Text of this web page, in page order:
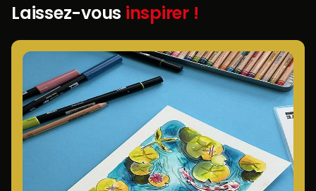
Laissez-vous inspirer !